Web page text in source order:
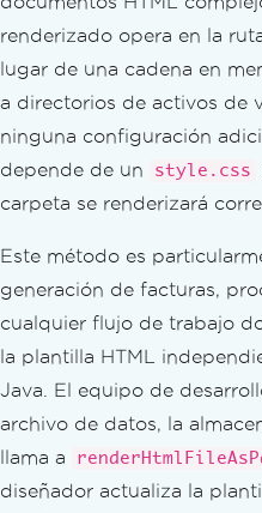
renderizado opera en la
lugar de una cadena en
a directorios de activos de
ninguna configuración
depende de un
style.css
carpeta se renderizará
Este método es
generación de facturas,
cualquier flujo de trabajo
la plantilla HTML
Java. El equipo de
archivo de datos, la
llama a
diseñador actualiza la